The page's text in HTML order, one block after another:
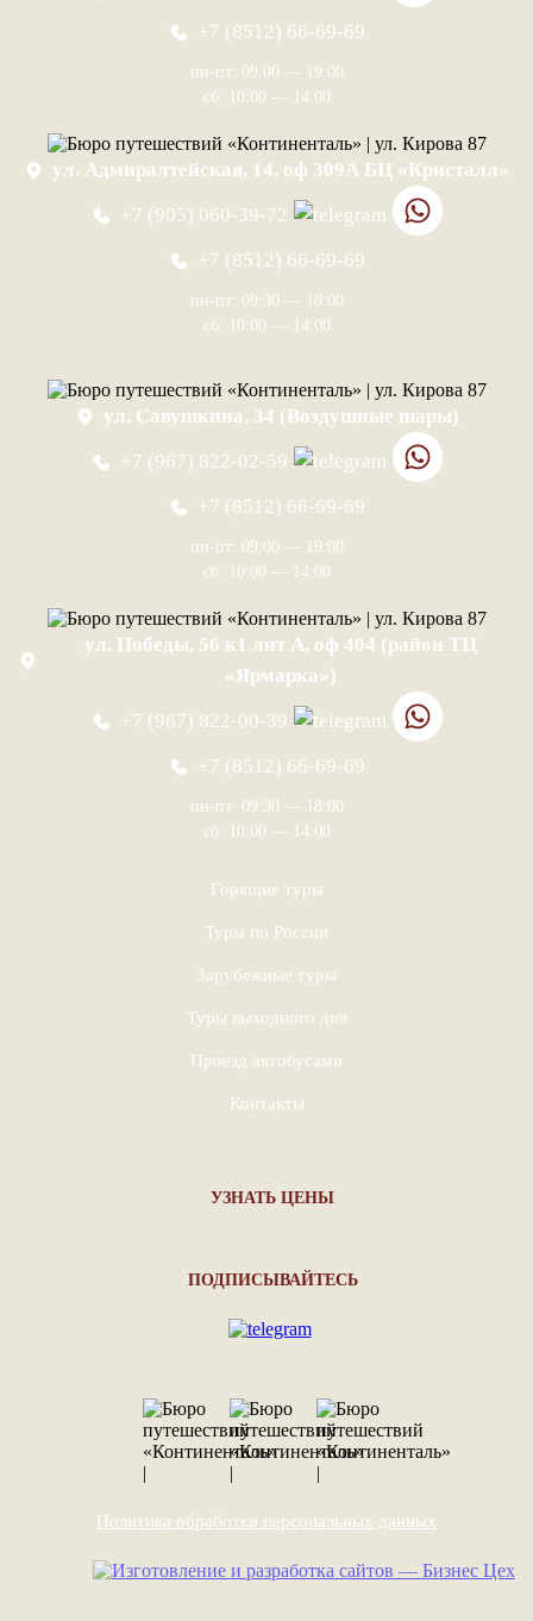
+7 (8512) 66-69-69
пн-пт: 09:00 — 19:00
сб: 10:00 — 14:00
ул. Адмиралтейская, 14, оф 309А БЦ «Кристалл»
+7 (905) 060-39-72
+7 (8512) 66-69-69
пн-пт: 09:30 — 18:00
сб: 10:00 — 14:00
ул. Савушкина, 34 (Воздушные шары)
+7 (967) 822-02-59
+7 (8512) 66-69-69
пн-пт: 09:00 — 19:00
сб: 10:00 — 14:00
ул. Победы, 56 к1 лит А, оф 404 (район ТЦ
«Ярмарка»)
+7 (967) 822-00-39
+7 (8512) 66-69-69
пн-пт: 09:30 — 18:00
сб: 10:00 — 14:00
Горящие туры
Туры по России
Зарубежные туры
Туры выходного дня
Проезд автобусами
Контакты
УЗНАТЬ ЦЕНЫ
ПОДПИСЫВАЙТЕСЬ
Политика обработки персональных данных